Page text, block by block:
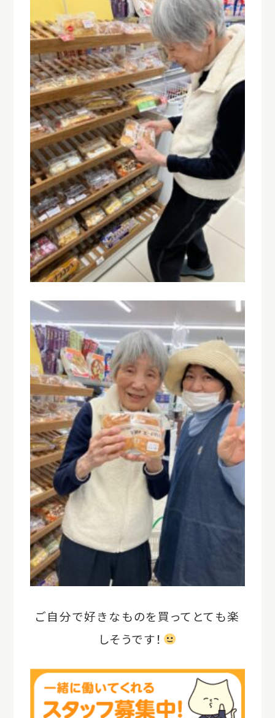
ご自分で好きなものを買ってとても楽
しそうです！